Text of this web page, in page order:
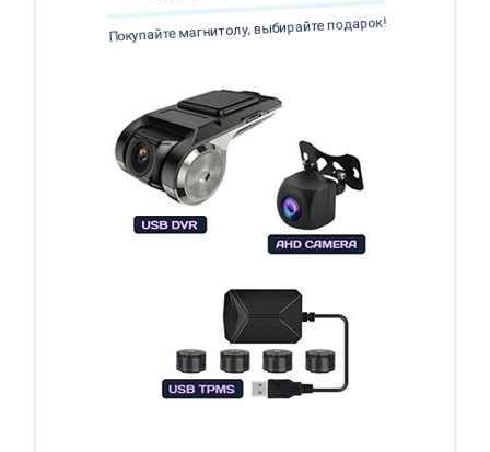
Покупайте магнитолу, выбирайте подарок!